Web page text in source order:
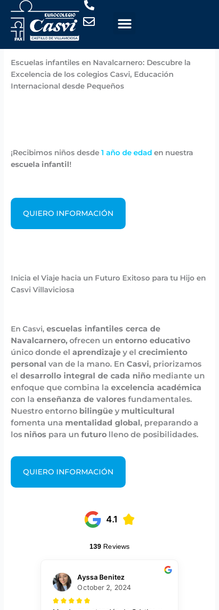
contenido
Por
Casvi/noviembre 6, 2024
Escuelas infantiles en Navalcarnero: Descubre la
Excelencia de los colegios Casvi, Educación
Internacional desde Pequeños
¡Recibimos niños desde1 año de edad en nuestra
escuela infantil!
QUIERO INFORMACIÓN
Inicia el Viaje hacia un Futuro Exitoso para tu Hijo en
Casvi Villaviciosa
En Casvi, escuelas infantiles cerca de
Navalcarnero, ofrecen unentorno educativo
único donde elaprendizaje y elcrecimiento
personal van de la mano. EnCasvi, priorizamos
eldesarrollo integral de cada niño mediante un
enfoque que combina laexcelencia académica
con laenseñanza de valores fundamentales.
Nuestro entorno bilingüe y multicultural
fomenta una mentalidad global, preparando a
los niños para unfuturo lleno de posibilidades.
QUIERO INFORMACIÓN